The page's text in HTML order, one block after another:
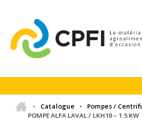
• Catalogue • Pompes /
POMPE ALFA LAVAL / LKH10 – 1.5 KW